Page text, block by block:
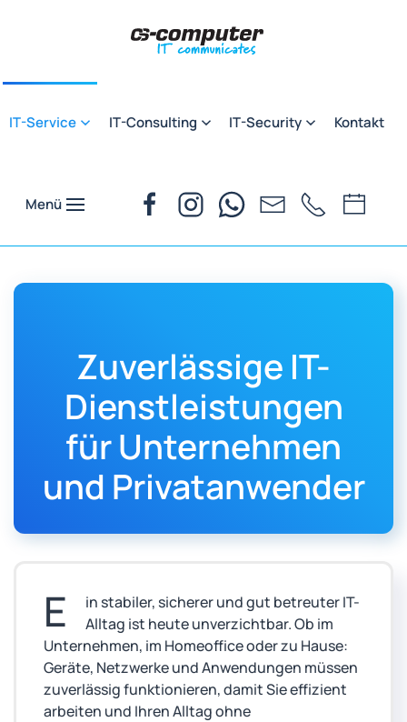
Zum Hauptinhalt springen
IT-Service IT-Consulting IT-Security Kontakt
Menü
Zuverlässige IT-
Dienstleistungen
für Unternehmen
und Privatanwender
E
in stabiler, sicherer und gut betreuter IT-
Alltag ist heute unverzichtbar. Ob im
Unternehmen, im Homeoffice oder zu Hause:
Geräte, Netzwerke und Anwendungen müssen
zuverlässig funktionieren, damit Sie effizient
arbeiten und Ihren Alltag ohne